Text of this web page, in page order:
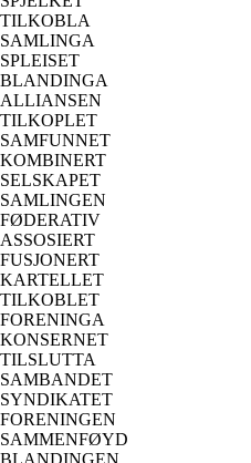
TILKOBLA
SAMLINGA
SPLEISET
BLANDINGA
ALLIANSEN
TILKOPLET
SAMFUNNET
KOMBINERT
SELSKAPET
SAMLINGEN
FØDERATIV
ASSOSIERT
FUSJONERT
KARTELLET
TILKOBLET
FORENINGA
KONSERNET
TILSLUTTA
SAMBANDET
SYNDIKATET
FORENINGEN
SAMMENFØYD
BLANDINGEN